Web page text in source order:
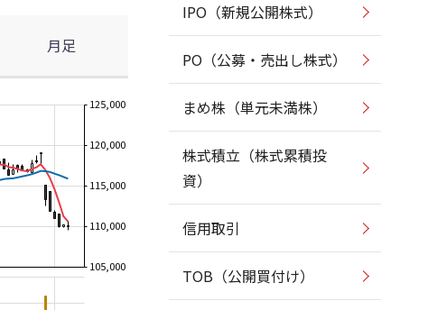
月足
105,000
110,000
115,000
120,000
125,000
IPO（新規公開株式）
PO（公募・売出し株式）
まめ株（単元未満株）
株式積立（株式累積投
資）
信用取引
TOB（公開買付け）